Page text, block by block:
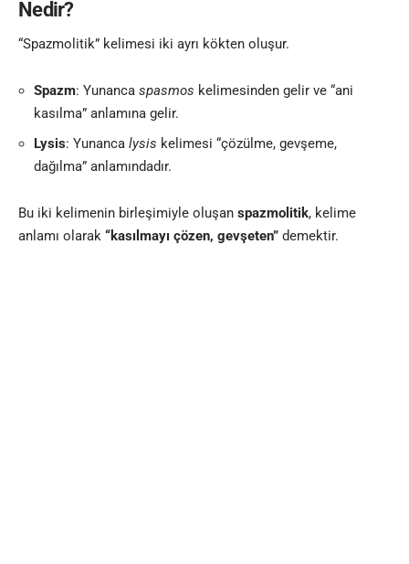
Nedir?
“Spazmolitik” kelimesi iki ayrı kökten oluşur.
Spazm: Yunanca spasmos kelimesinden gelir ve “ani
kasılma” anlamına gelir.
Lysis: Yunanca lysis kelimesi “çözülme, gevşeme,
dağılma” anlamındadır.
Bu iki kelimenin birleşimiyle oluşan spazmolitik, kelime
anlamı olarak “kasılmayı çözen, gevşeten” demektir.